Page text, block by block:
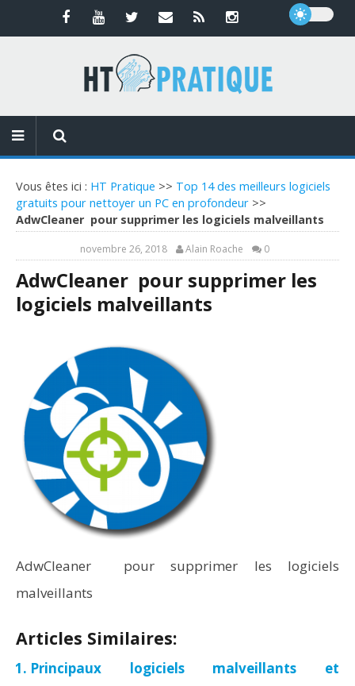
Vous êtes ici : HT Pratique >> Top 14 des meilleurs logiciels
gratuits pour nettoyer un PC en profondeur >>
AdwCleaner pour supprimer les logiciels malveillants
novembre 26, 2018 Alain Roache 0
AdwCleaner pour supprimer les
logiciels malveillants
AdwCleaner pour supprimer les logiciels
malveillants
Articles Similaires:
Principaux logiciels malveillants et